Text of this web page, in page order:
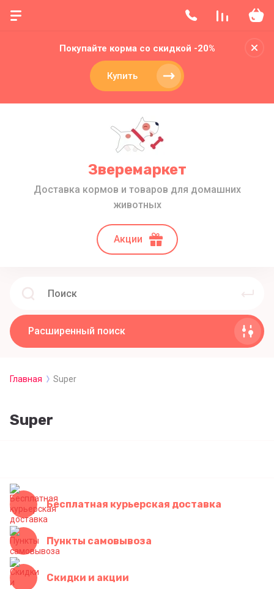
Покупайте корма со скидкой -20%
Купить
Зверемаркет
Доставка кормов и товаров для домашних
животных
Акции
Расширенный поиск
Главная Super
Super
Бесплатная курьерская доставка
Пункты самовывоза
Скидки и акции